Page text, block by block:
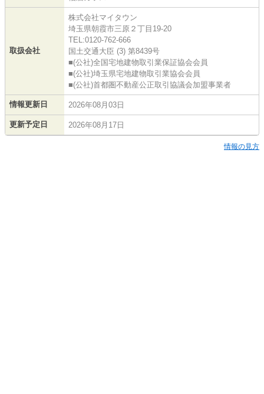
取扱会社
株式会社マイタウン
埼玉県朝霞市三原２丁目19-20
TEL:0120-762-666
国土交通大臣 (3) 第8439号
■(公社)全国宅地建物取引業保証協会会員
■(公社)埼玉県宅地建物取引業協会会員
■(公社)首都圏不動産公正取引協議会加盟事業者
情報更新日 2026年08月03日
更新予定日 2026年08月17日
情報の見方